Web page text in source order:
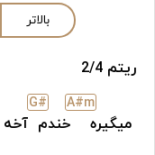
بالاتر
ریتم 2/4
میگیره
A#m
خندم
G#